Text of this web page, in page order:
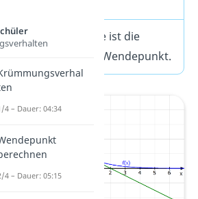
Die Wendetangente ist die
Tangente an einen Wendepunkt.
4 – Dauer: 04:34
4 – Dauer: 05:15